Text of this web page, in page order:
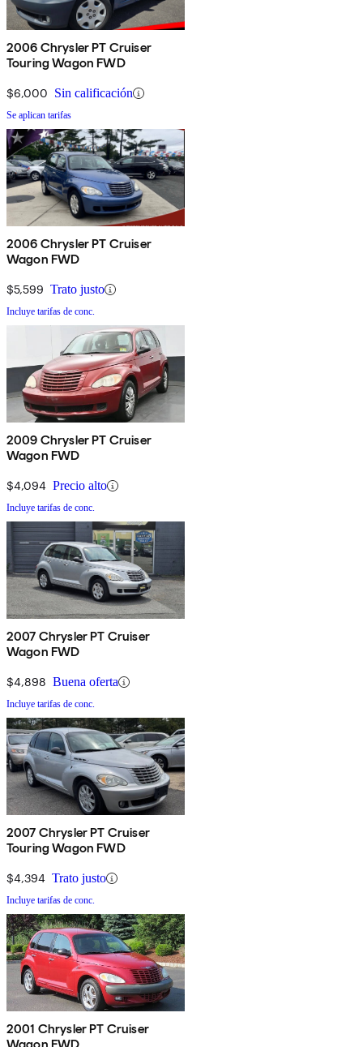
2006 Chrysler PT Cruiser
Touring Wagon FWD
$6,000 Sin calificación
Se aplican tarifas
2006 Chrysler PT Cruiser
Wagon FWD
$5,599 Trato justo
Incluye tarifas de conc.
2009 Chrysler PT Cruiser
Wagon FWD
$4,094 Precio alto
Incluye tarifas de conc.
2007 Chrysler PT Cruiser
Wagon FWD
$4,898 Buena oferta
Incluye tarifas de conc.
2007 Chrysler PT Cruiser
Touring Wagon FWD
$4,394 Trato justo
Incluye tarifas de conc.
2001 Chrysler PT Cruiser